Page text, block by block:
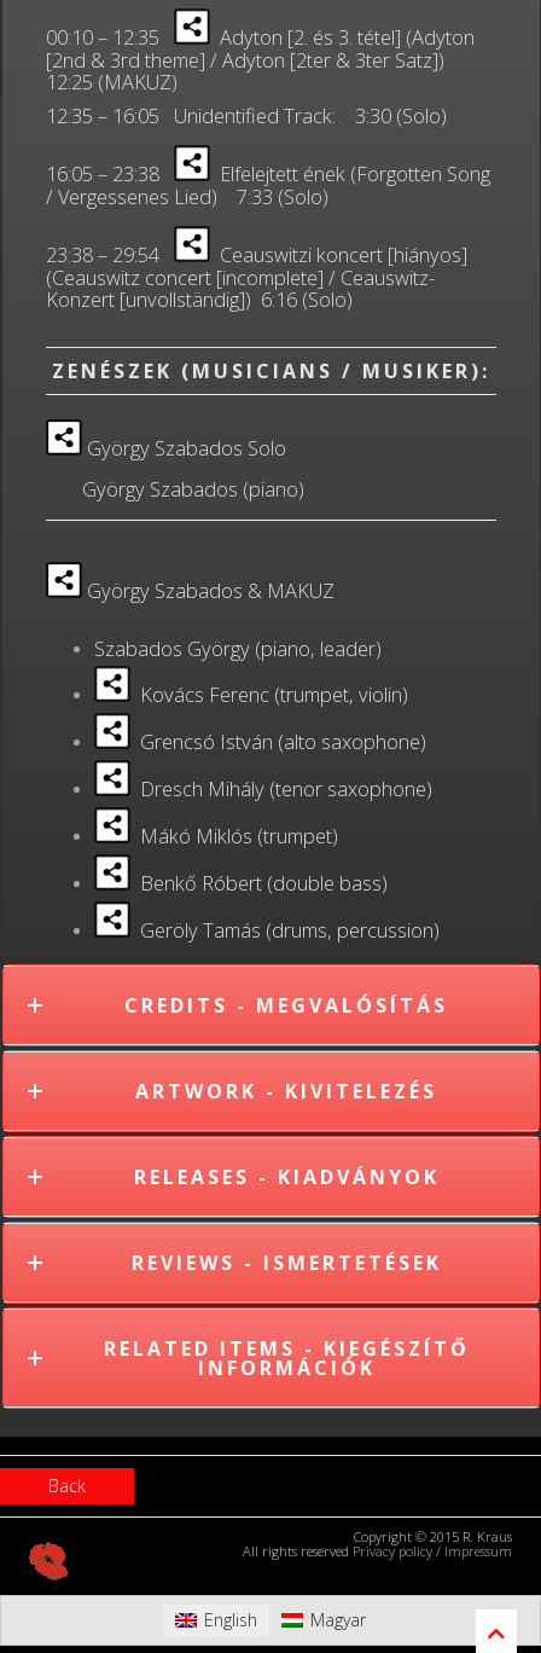
00:10 – 12:35
Adyton [2. és 3. tétel] (Adyton
[2nd & 3rd theme] / Adyton [2ter & 3ter Satz])
12:25 (MAKUZ)
12:35 – 16:05 Unidentified Track: 3:30 (Solo)
16:05 – 23:38
Elfelejtett ének (Forgotten Song
/ Vergessenes Lied) 7:33 (Solo)
23:38 – 29:54
Ceauswitzi koncert [hiányos]
(Ceauswitz concert [incomplete] / Ceauswitz-
Konzert [unvollständig]) 6:16 (Solo)
ZENÉSZEK (MUSICIANS / MUSIKER):
György Szabados Solo
György Szabados (piano)
György Szabados & MAKUZ
Szabados György (piano, leader)
Kovács Ferenc (trumpet, violin)
Grencsó István (alto saxophone)
Dresch Mihály (tenor saxophone)
Mákó Miklós (trumpet)
Benkő Róbert (double bass)
Geröly Tamás (drums, percussion)
CREDITS - MEGVALÓSÍTÁS
ARTWORK - KIVITELEZÉS
RELEASES - KIADVÁNYOK
REVIEWS - ISMERTETÉSEK
RELATED ITEMS - KIEGÉSZÍTŐ
INFORMÁCIÓK
Back
Copyright © 2015 R. Kraus
All rights reserved Privacy policy / Impressum
English Magyar